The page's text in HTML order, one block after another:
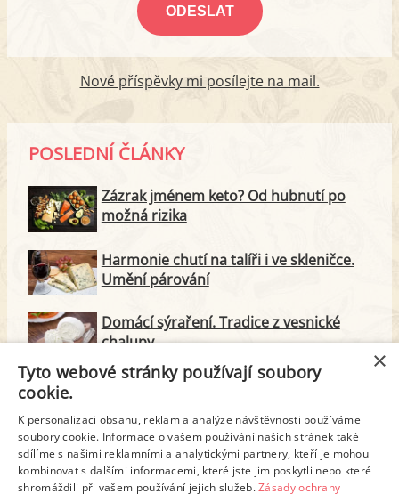
Nové příspěvky mi posílejte na mail.
POSLEDNÍ ČLÁNKY
Zázrak jménem keto? Od hubnutí po
možná rizika
Harmonie chutí na talíři i ve skleničce.
Umění párování
Domácí sýraření. Tradice z vesnické
chalupy
Majonéza jako královna teplé kuchyně
Proteinové svačinky za zlomek ceny.
Vyrobte si je doma
×
Tyto webové stránky používají soubory
cookie.
K personalizaci obsahu, reklam a analýze návštěvnosti používáme
soubory cookie. Informace o vašem používání našich stránek také
sdílíme s našimi reklamními a analytickými partnery, kteří je mohou
kombinovat s dalšími informacemi, které jste jim poskytli nebo které
shromáždili při vašem používání jejich služeb.Zásady ochrany